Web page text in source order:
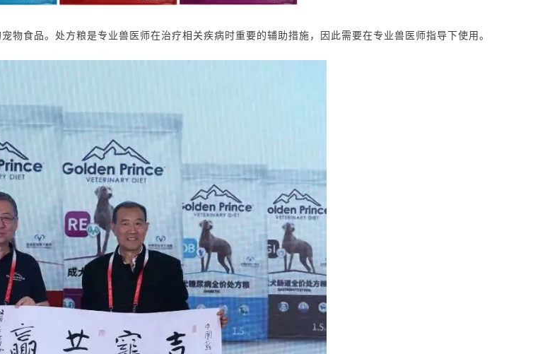
食品。处方粮是专业兽医师在治疗相关疾病时重要的辅助措施，因此需要在专业兽医师指导下使用。